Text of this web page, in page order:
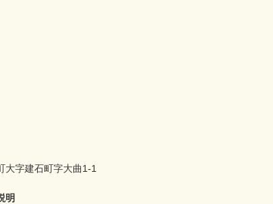
大字建石町字大曲1-1
明